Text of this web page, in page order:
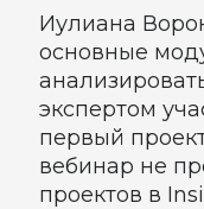
Иулиана
основные
экспертом
первый
вебинар не
проектов в